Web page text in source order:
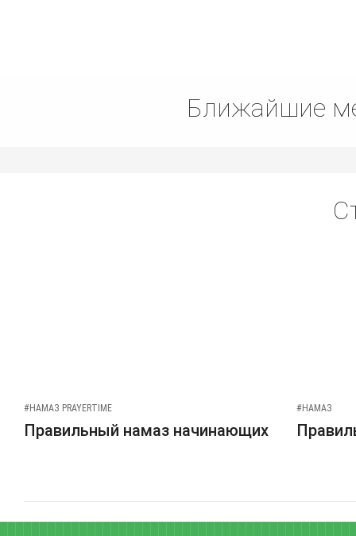
Ближайшие
#НАМАЗ PRAYERTIME
Правильный намаз начинающих
#НАМАЗ